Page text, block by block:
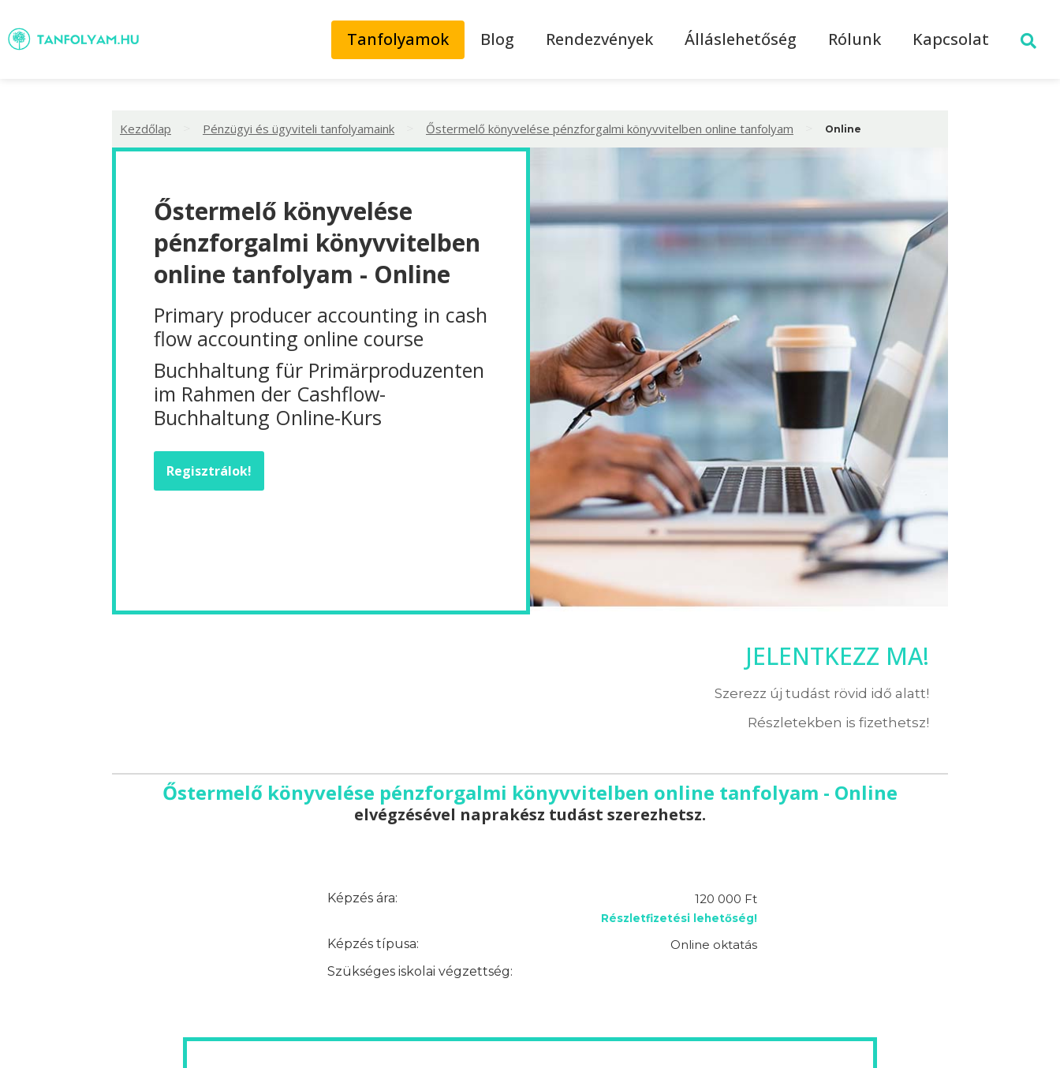
Tanfolyamok Blog Rendezvények Álláslehetőség Rólunk Kapcsolat
Kezdőlap Pénzügyi és ügyviteli tanfolyamaink Őstermelő könyvelése pénzforgalmi könyvvitelben online tanfolyam Online
Őstermelő könyvelése
pénzforgalmi könyvvitelben
online tanfolyam - Online
Primary producer accounting in cash
flow accounting online course
Buchhaltung für Primärproduzenten
im Rahmen der Cashflow-
Buchhaltung Online-Kurs
Regisztrálok!
JELENTKEZZ MA!
Szerezz új tudást rövid idő alatt!
Részletekben is fizethetsz!
Őstermelő könyvelése pénzforgalmi könyvvitelben online tanfolyam - Online
elvégzésével naprakész tudást szerezhetsz.
Képzés ára: 120 000 Ft
Részletfizetési lehetőség!
Képzés típusa:
Online oktatás
Szükséges iskolai végzettség: